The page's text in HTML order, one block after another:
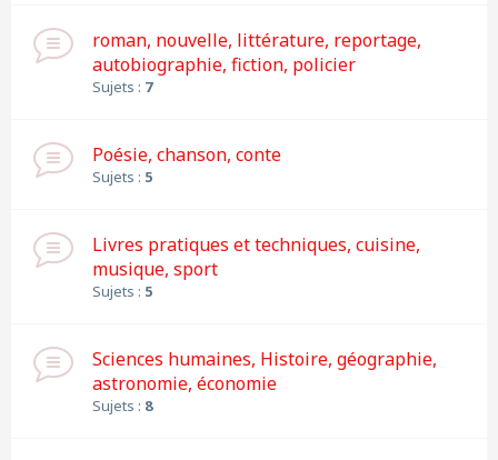
roman, nouvelle, littérature, reportage,
autobiographie, fiction, policier
Sujets : 7
Poésie, chanson, conte
Sujets : 5
Livres pratiques et techniques, cuisine,
musique, sport
Sujets : 5
Sciences humaines, Histoire, géographie,
astronomie, économie
Sujets : 8